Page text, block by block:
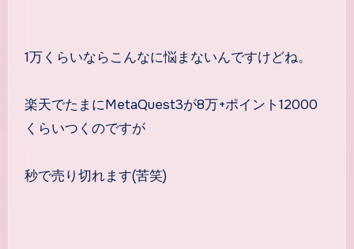
1万くらいならこんなに悩まないんですけどね。
楽天でたまにMetaQuest3が8万+ポイント12000
くらいつくのですが
秒で売り切れます(苦笑)